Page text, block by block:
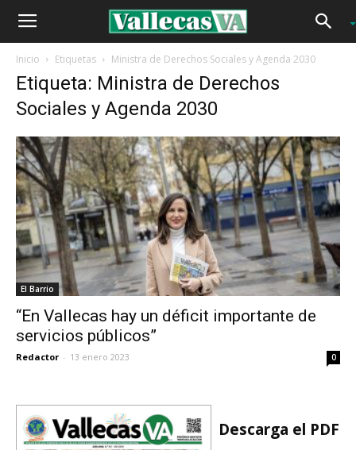
Inicio Etiquetas Ministra de Derechos Sociales y Agenda 2030
Etiqueta: Ministra de Derechos
Sociales y Agenda 2030
El Barrio
“En Vallecas hay un déficit importante de
servicios públicos”
Redactor - 13 enero 2023 0
Descarga el PDF